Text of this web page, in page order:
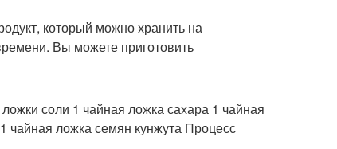
в маринаде Фасоль с кабачками
на зиму
консервированном
виде
который можно хранить на
Вы можете приготовить
соли 1 чайная ложка сахара 1 чайная
чайная ложка семян кунжута Процесс